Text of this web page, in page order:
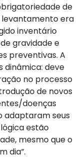
de
levantamento era
inventário
gravidade e
preventivas. A
dinâmica: deve
no processo
de novos
doenças
adaptaram seus
estão
mesmo que o
dia”.